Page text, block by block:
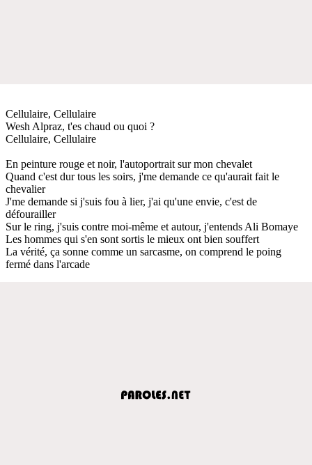
Cellulaire, Cellulaire
Wesh Alpraz, t'es chaud ou quoi ?
Cellulaire, Cellulaire
En peinture rouge et noir, l'autoportrait sur mon chevalet
Quand c'est dur tous les soirs, j'me demande ce qu'aurait fait le
chevalier
J'me demande si j'suis fou à lier, j'ai qu'une envie, c'est de
défourailler
Sur le ring, j'suis contre moi-même et autour, j'entends Ali Bomaye
Lеs hommes qui s'en sont sortis le miеux ont bien souffert
La vérité, ça sonne comme un sarcasme, on comprend le poing
fermé dans l'arcade